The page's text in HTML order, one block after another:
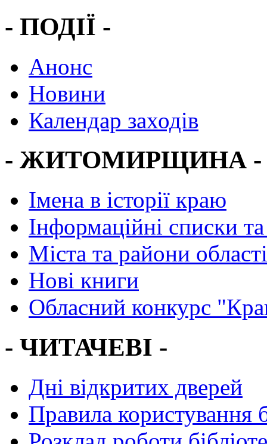
- ПОДІЇ -
Анонс
Новини
Календар заходів
- ЖИТОМИРЩИНА -
Імена в історії краю
Інформаційні списки
Міста та райони області
Нові книги
Обласний конкурс
- ЧИТАЧЕВІ -
Дні відкритих дверей
Правила користування